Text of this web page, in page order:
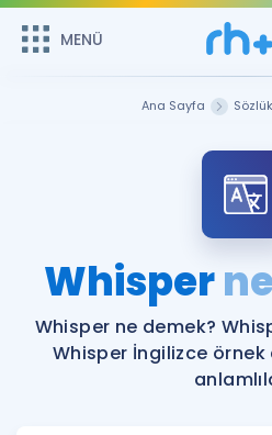
MENÜ
ÜYE
Sepetin Şu
Remzi Hoca ile seni sınava
bekliyor!
MENÜ
Katılımcı Görüşleri
Faydalı Araçlar
Ana Sayfa Sözlük
Whisper
Whisper ne demek?
Whisper İngilizce